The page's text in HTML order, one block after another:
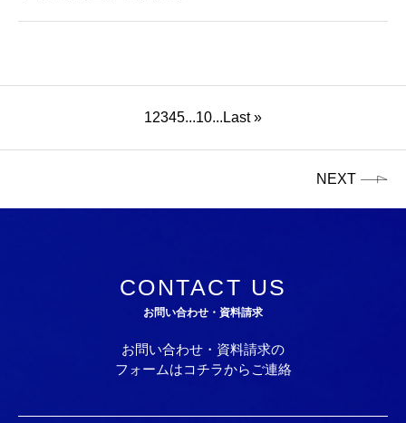
12345...10...
NEXT
Last »
CONTACT US
お問い合わせ・資料請求
お問い合わせ・資料請求の
フォームはコチラからご連絡